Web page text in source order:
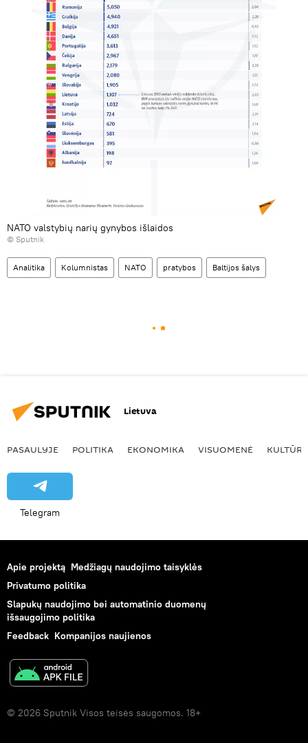
NATO valstybių narių gynybos išlaidos
© Sputnik
Analitika Kolumnistas NATO pratybos Baltijos šalys
Lietuva
PASAULYJE POLITIKA EKONOMIKA VISUOMENĖ KULTŪRA
Telegram
Apie projektą Medžiagų naudojimo taisyklės
Privatumo politika
Slapukų naudojimo bei automatinio duomenų
išsaugojimo politika
Feedback Kompanijos naujienos
© 2026 Sputnik Visos teisės saugomos. 18+